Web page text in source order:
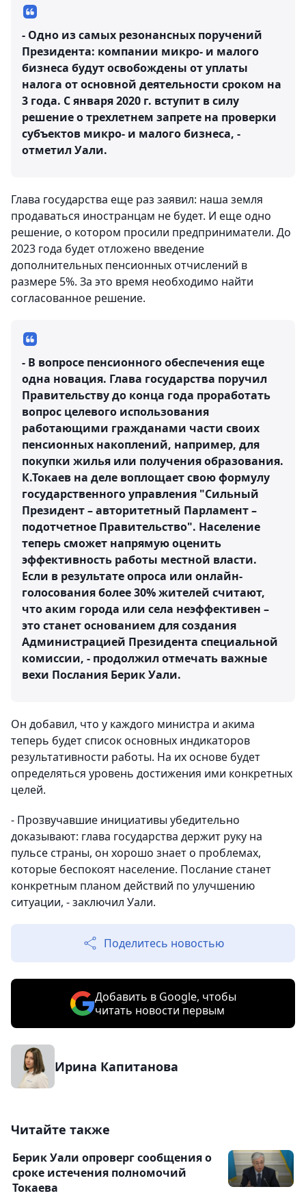
- Одно из самых резонансных поручений
Президента: компании микро- и малого
бизнеса будут освобождены от уплаты
налога от основной деятельности сроком на
3 года. С января 2020 г. вступит в силу
решение о трехлетнем запрете на проверки
субъектов микро- и малого бизнеса, -
отметил Уали.
Глава государства еще раз заявил: наша земля
продаваться иностранцам не будет. И еще одно
решение, о котором просили предприниматели. До
2023 года будет отложено введение
дополнительных пенсионных отчислений в
размере 5%. За это время необходимо найти
согласованное решение.
- В вопросе пенсионного обеспечения еще
одна новация. Глава государства поручил
Правительству до конца года проработать
вопрос целевого использования
работающими гражданами части своих
пенсионных накоплений, например, для
покупки жилья или получения образования.
К.Токаев на деле воплощает свою формулу
государственного управления "Сильный
Президент – авторитетный Парламент –
подотчетное Правительство". Население
теперь сможет напрямую оценить
эффективность работы местной власти.
Если в результате опроса или онлайн-
голосования более 30% жителей считают,
что аким города или села неэффективен –
это станет основанием для создания
Администрацией Президента специальной
комиссии, - продолжил отмечать важные
вехи Послания Берик Уали.
Он добавил, что у каждого министра и акима
теперь будет список основных индикаторов
результативности работы. На их основе будет
определяться уровень достижения ими конкретных
целей.
- Прозвучавшие инициативы убедительно
доказывают: глава государства держит руку на
пульсе страны, он хорошо знает о проблемах,
которые беспокоят население. Послание станет
конкретным планом действий по улучшению
ситуации, - заключил Уали.
Поделитесь новостью
Добавить в Google, чтобы
читать новости первым
Ирина Капитанова
Читайте также
Берик Уали опроверг сообщения о
сроке истечения полномочий
Токаева